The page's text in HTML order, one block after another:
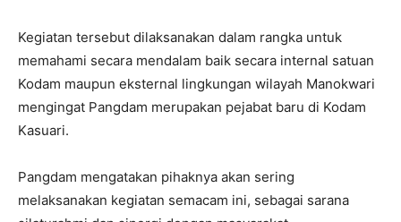
Kegiatan tersebut dilaksanakan dalam rangka untuk
memahami secara mendalam baik secara internal satuan
Kodam maupun eksternal lingkungan wilayah Manokwari
mengingat Pangdam merupakan pejabat baru di Kodam
Kasuari.
Pangdam mengatakan pihaknya akan sering
melaksanakan kegiatan semacam ini, sebagai sarana